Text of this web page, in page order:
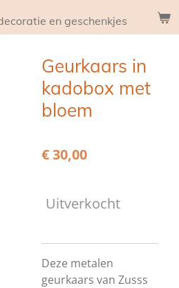
en geschenkjes
Geurkaars in
kadobox met
bloem
€ 30,00
Uitverkocht
Deze metalen
geurkaars van Zusss